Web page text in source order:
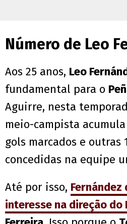
Número de Leo
Aos 25 anos, Leo
fundamental para o
Aguirre, nesta
meio-campista acumula
gols marcados e outras
concedidas na equipe
Até por isso,
interesse na direção do